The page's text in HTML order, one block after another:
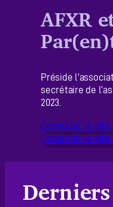
AFXR
Préside
secrétaire de
2023.
Consulter le site
Consulter le site